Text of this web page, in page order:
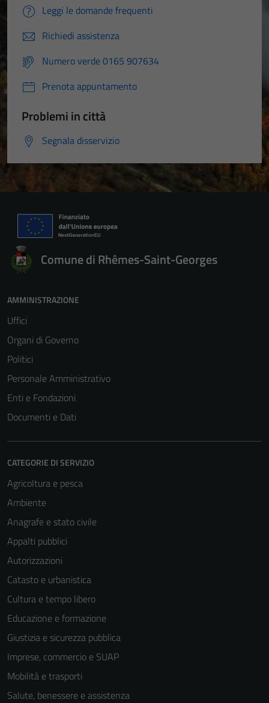
Leggi le domande frequenti
Richiedi assistenza
Numero verde 0165 907634
Prenota appuntamento
Problemi in città
Segnala disservizio
Comune di Rhêmes-Saint-Georges
AMMINISTRAZIONE
Uffici
Organi di Governo
Politici
Personale Amministrativo
Enti e Fondazioni
Documenti e Dati
CATEGORIE DI SERVIZIO
Agricoltura e pesca
Ambiente
Anagrafe e stato civile
Appalti pubblici
Autorizzazioni
Catasto e urbanistica
Cultura e tempo libero
Educazione e formazione
Giustizia e sicurezza pubblica
Imprese, commercio e SUAP
Mobilità e trasporti
Salute, benessere e assistenza